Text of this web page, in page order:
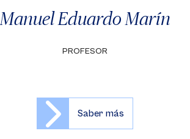
Manuel Eduardo Marín
PROFESOR
Saber más